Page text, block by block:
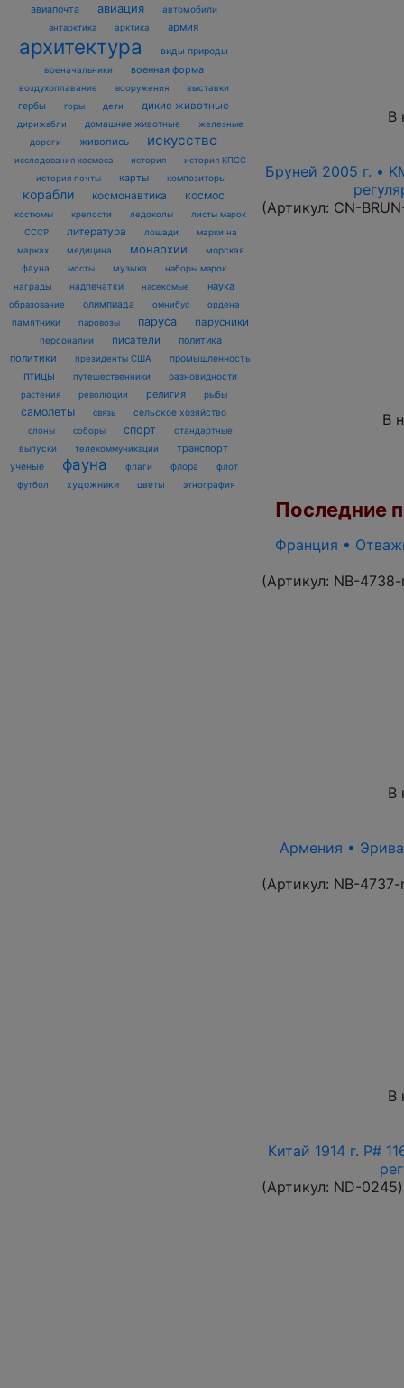
авиапочта авиация автомобили
антарктика арктика армия
архитектура виды природы
военачальники военная форма
воздухоплавание вооружения выставки
гербы горы дети дикие животные
дирижабли домашние животные
железные
дороги
живопись искусство
исследования космоса история
история КПСС
история почты
карты композиторы
корабли космонавтика космос
костюмы крепости ледоколы
листы марок
СССР
литература лошади
марки на
марках
медицина монархии
морская
фауна
мосты музыка наборы марок
награды надпечатки насекомые наука
образование олимпиада омнибус ордена
памятники паровозы паруса парусники
персоналии писатели
политика
политики
президенты США промышленность
птицы путешественники разновидности
растения революции религия рыбы
самолеты связь сельское хозяйство
слоны соборы спорт
стандартные
выпуски
телекоммуникации транспорт
ученые фауна флаги флора
флот
футбол
художники цветы этнография
В
Бруней 2005 г. •
(Артикул: CN-
В
Последние
Франция •
(Артикул: NB-4738-
В
Армения •
(Артикул: NB-4737-
В
Китай 1914 г. P#
(Артикул: ND-0245)